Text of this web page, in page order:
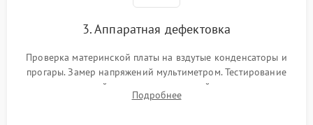
3. Аппаратная дефектовка
Проверка материнской платы на вздутые конденсаторы и
прогары. Замер напряжений мультиметром. Тестирование
оперативной памяти и накопителей с помощью
диагностического ПО для выявления сбойных секторов и
Подробнее